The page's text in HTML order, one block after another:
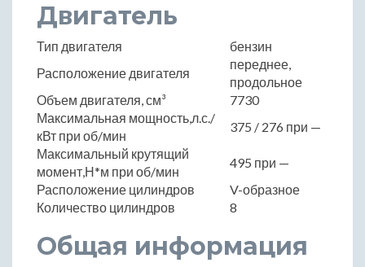
Двигатель
Тип двигателя
бензин
Расположение двигателя
переднее,
продольное
Объем двигателя, см³
7730
Максимальная мощность,л.с./
кВт при об/мин
375 / 276 при —
Максимальный крутящий
момент,Н*м при об/мин
495 при —
Расположение цилиндров
V-образное
Количество цилиндров
8
Общая информация